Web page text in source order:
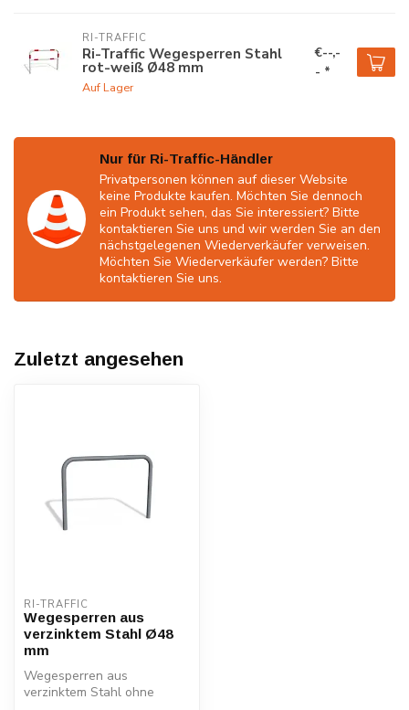
RI-TRAFFIC
Ri-Traffic Wegesperren Stahl
rot-weiß Ø48 mm
Auf Lager
€--,-
- *
Nur für Ri-Traffic-Händler
Privatpersonen können auf dieser Website
keine Produkte kaufen. Möchten Sie dennoch
ein Produkt sehen, das Sie interessiert? Bitte
kontaktieren Sie uns und wir werden Sie an den
nächstgelegenen Wiederverkäufer verweisen.
Möchten Sie Wiederverkäufer werden? Bitte
kontaktieren Sie uns.
Zuletzt angesehen
RI-TRAFFIC
Wegesperren aus
verzinktem Stahl Ø48
mm
Wegesperren aus
verzinktem Stahl ohne